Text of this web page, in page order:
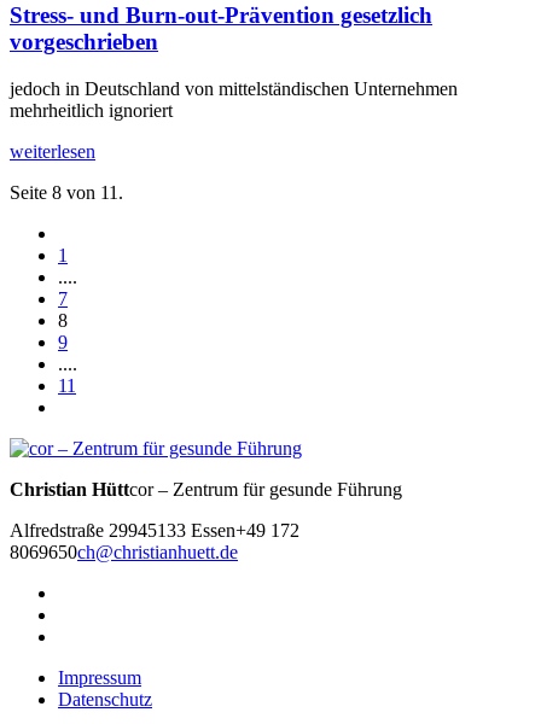
Stress- und Burn-out-Prävention gesetzlich
vorgeschrieben
jedoch in Deutschland von mittelständischen Unternehmen
mehrheitlich ignoriert
weiterlesen
Seite 8 von 11.
1
....
7
8
9
....
11
Christian Hüttcor – Zentrum für gesunde Führung
Alfredstraße 29945133 Essen+49 172
8069650ch@christianhuett.de
Impressum
Datenschutz